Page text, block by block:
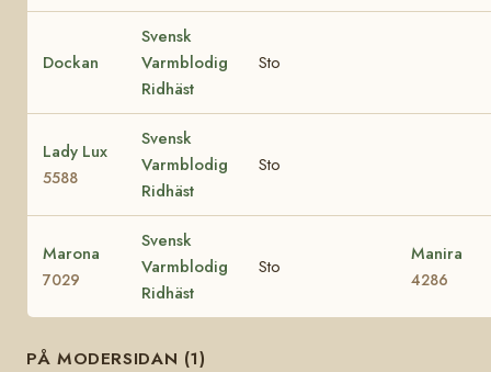
Dockan
Svensk
Varmblodig
Ridhäst
Sto
Lady Lux
5588
Svensk
Varmblodig
Ridhäst
Sto
Marona
7029
Svensk
Varmblodig
Ridhäst
Sto
Manira
4286
PÅ MODERSIDAN (1)